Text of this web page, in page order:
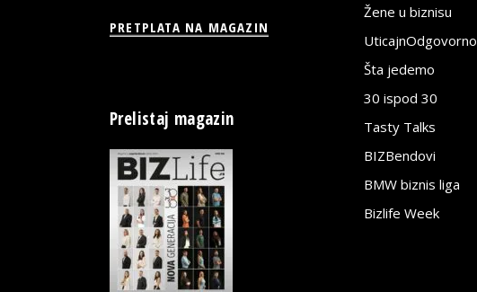
PRETPLATA NA MAGAZIN
Prelistaj magazin
Žene u biznisu
UticajnOdgovorno
Šta jedemo
30 ispod 30
Tasty Talks
BIZBendovi
BMW biznis liga
Bizlife Week